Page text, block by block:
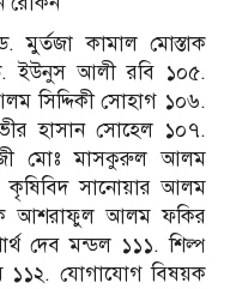
কামাল মোস্তাক
ইউনুস আলী রবি ১০৫.
সিদ্দিকী সোহাগ ১০৬.
হাসান সোহেল ১০৭.
মোঃ মাসকুরুল আলম
সানোয়ার আলম
আশরাফুল আলম ফকির
দেব মন্ডল ১১১. শিল্প
১১২. যোগাযোগ বিষয়ক